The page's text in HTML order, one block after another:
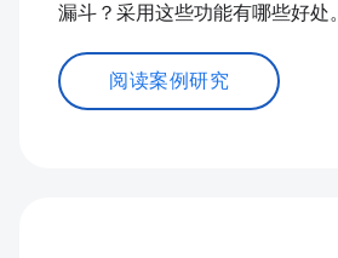
漏斗？采用这些功能有哪些好处。
阅读案例研究